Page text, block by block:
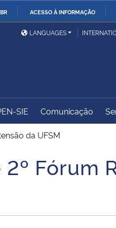
ACESSO À INFORMAÇÃO
Ministério das Relações
Exteriores
Controladoria-Geral da
União
Banco Central do Brasil
LANGUAGES
SIE Comunicação
da UFSM
Fórum